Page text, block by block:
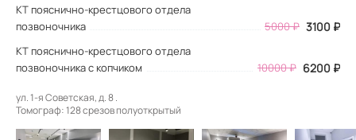
КТ пояснично-крестцового отдела
позвоночника
5000₽ 3100 ₽
КТ пояснично-крестцового отдела
позвоночника с копчиком
10000 ₽ 6200 ₽
ул. 1-я Советская, д. 8 .
Томограф: 128 срезов полуоткрытый